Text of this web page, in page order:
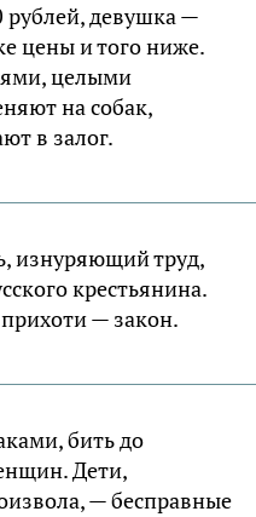
девушка —
цены и того ниже.
целыми
на собак,
в залог.
изнуряющий труд,
крестьянина.
— закон.
бить до
Дети,
— бесправные